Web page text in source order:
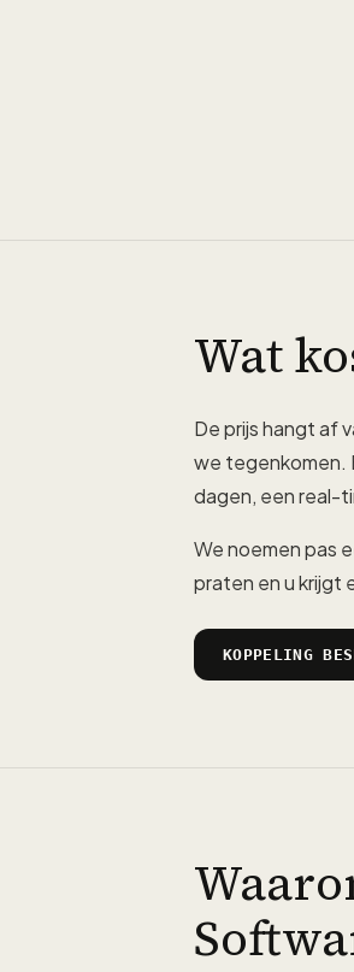
Wat
De prijs hangt af
we tegenkomen.
dagen, een real-
We noemen pas
praten en u krijgt
KOPPELING